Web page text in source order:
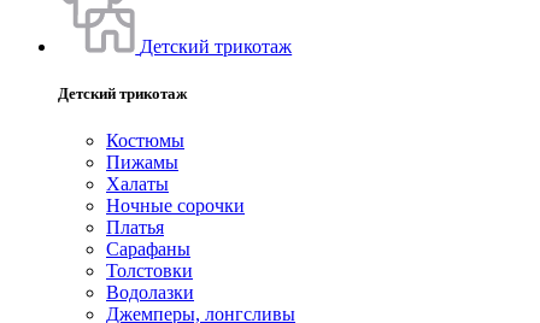
Детский трикотаж
Детский трикотаж
Костюмы
Пижамы
Халаты
Ночные сорочки
Платья
Сарафаны
Толстовки
Водолазки
Джемперы, лонгсливы